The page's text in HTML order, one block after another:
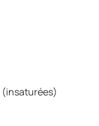
(insaturées)